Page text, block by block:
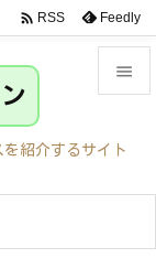

サイド
前へ
 RSS Feedly
紹介するサイト